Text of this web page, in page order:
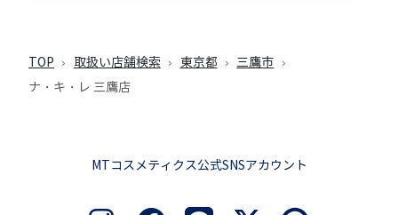
TOP 取扱い店舗検索 東京都
三鷹市
ナ・キ・レ 三鷹店
MTコスメティクス公式SNSアカウント